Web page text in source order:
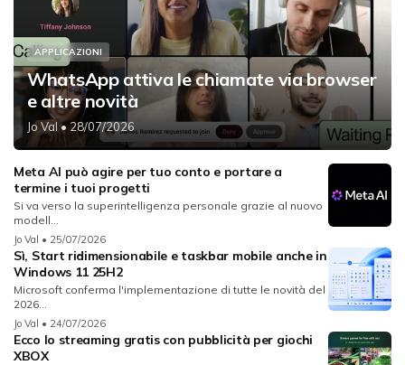
APPLICAZIONI
WhatsApp attiva le chiamate via browser
e altre novità
Jo Val• 28/07/2026
Meta AI può agire per tuo conto e portare a
termine i tuoi progetti
Si va verso la superintelligenza personale grazie al nuovo
modell...
Jo Val • 25/07/2026
Sì, Start ridimensionabile e taskbar mobile anche in
Windows 11 25H2
Microsoft conferma l'implementazione di tutte le novità del
2026...
Jo Val • 24/07/2026
Ecco lo streaming gratis con pubblicità per giochi
XBOX